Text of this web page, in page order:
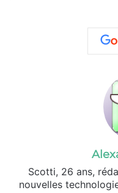
Scotti, 26 ans,
nouvelles